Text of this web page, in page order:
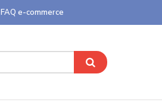
FAQ e-commerce